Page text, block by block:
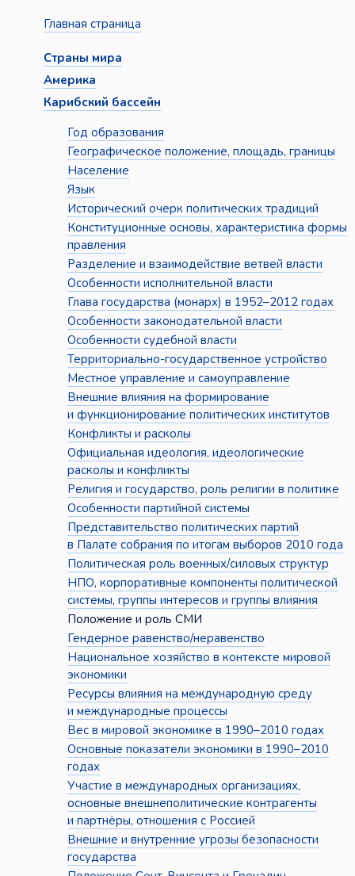
Главная страница
Страны мира
Америка
Карибский бассейн
Год образования
Географическое положение, площадь, границы
Население
Язык
Исторический очерк политических традиций
Конституционные основы, характеристика формы
правления
Разделение и взаимодействие ветвей власти
Особенности исполнительной власти
Глава государства (монарх) в 1952–2012 годах
Особенности законодательной власти
Особенности судебной власти
Территориально-государственное устройство
Местное управление и самоуправление
Внешние влияния на формирование
и функционирование политических институтов
Конфликты и расколы
Официальная идеология, идеологические
расколы и конфликты
Религия и государство, роль религии в политике
Особенности партийной системы
Представительство политических партий
в Палате собрания по итогам выборов 2010 года
Политическая роль военных/силовых структур
НПО, корпоративные компоненты политической
системы, группы интересов и группы влияния
Положение и роль СМИ
Гендерное равенство/неравенство
Национальное хозяйство в контексте мировой
экономики
Ресурсы влияния на международную среду
и международные процессы
Вес в мировой экономике в 1990–2010 годах
Основные показатели экономики в 1990–2010
годах
Участие в международных организациях,
основные внешнеполитические контрагенты
и партнёры, отношения с Россией
Внешние и внутренние угрозы безопасности
государства